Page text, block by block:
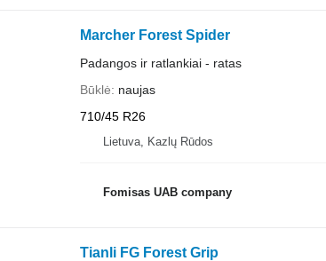
Marcher Forest Spider
Padangos ir ratlankiai - ratas
Būklė
naujas
710/45 R26
Lietuva, Kazlų Rūdos
Fomisas UAB company
Tianli FG Forest Grip